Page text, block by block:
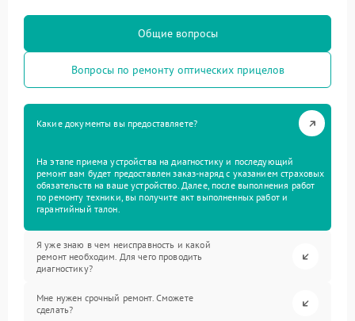
Общие вопросы
Вопросы по ремонту оптических прицелов
Какие документы вы предоставляете?
На этапе приема устройства на диагностику и последующий
ремонт вам будет предоставлен заказ-наряд с указанием страховых
обязательств на ваше устройство. Далее, после выполнения работ
по ремонту техники, вы получите акт выполненных работ и
гарантийный талон.
Я уже знаю в чем неисправность и какой
ремонт необходим. Для чего проводить
диагностику?
Мне нужен срочный ремонт. Сможете
сделать?